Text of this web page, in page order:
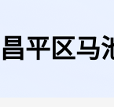
昌平区马